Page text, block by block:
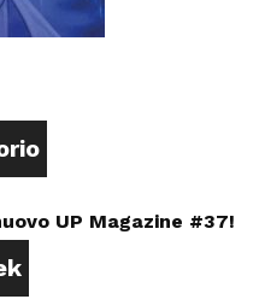
UP Magazine #37!